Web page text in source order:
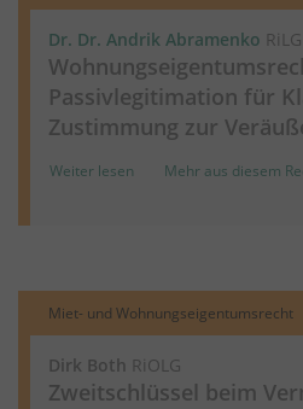
Dr. Dr. Andrik Abramenko RiLG
Passivlegitimation für
Zustimmung zur
Weiter lesen Mehr aus diesem
Miet- und Wohnungseigentumsrecht
Dirk Both RiOLG
Zweitschlüssel beim